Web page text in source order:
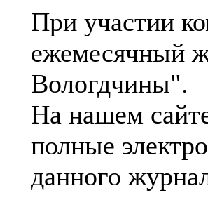
При участии
ежемесячный
Вологдчины".
На нашем
полные
данного